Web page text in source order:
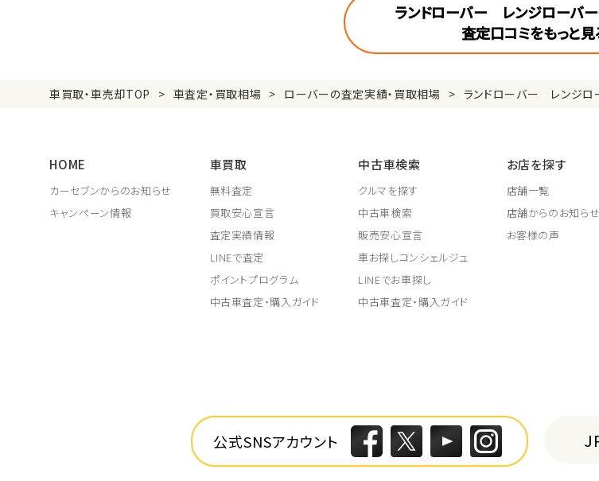
ランドローバー レンジローバー
査定口コミをもっと見
車買取・車売却TOP 車査定・買取相場 ローバーの査定実績・買取相場 ランドローバー レンジロ
HOME
カーセブンからのお知らせ
キャンペーン情報
車買取
無料査定
買取安心宣言
査定実績情報
LINEで査定
ポイントプログラム
中古車査定・購入ガイド
中古車検索
クルマを探す
中古車検索
販売安心宣言
車お探しコンシェルジュ
LINEでお車探し
中古車査定・購入ガイド
お店を探す
店舗一覧
店舗からのお知らせ
お客様の声
公式SNSアカウント